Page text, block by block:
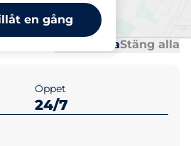
en gång
Öppna allaStäng alla
Öppet
24/7